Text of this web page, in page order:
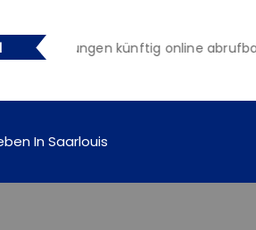
künftig online abrufbar
In Saarlouis